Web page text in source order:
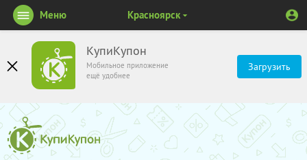
КупиКупон
Мобильное приложение
ещё удобнее
Загрузить
Меню Красноярск